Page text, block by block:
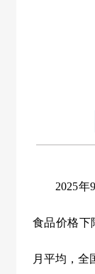
2025年9
食品价格下
月平均，全